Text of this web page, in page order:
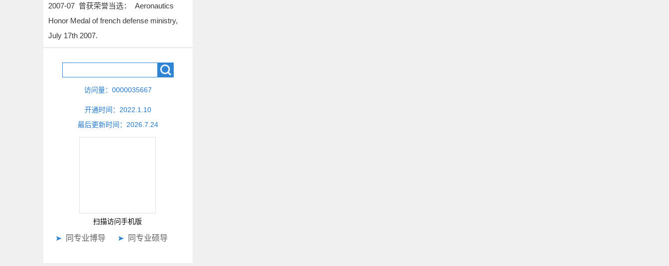
2007-07 曾获荣誉当选： Aeronautics
Honor Medal of french defense ministry,
July 17th 2007.
访问量： 0000035667
开通时间： 2022 1 10
最后更新时间： 2026 7 24
扫描访问手机版
同专业博导 同专业硕导